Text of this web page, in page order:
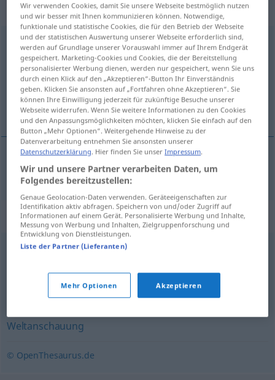
„Geisteshaltung“: Femininum
Geisteshaltungf
Übersicht aller Übersetzungen
(Für mehr Details die Übersetzung anklicken/antippen)
mentalidade
mentalidadef Geisteshaltung
Synonyme für "Geisteshaltung"
,Überzeugung,Mentalität
Weltanschauung
© OpenThesaurus.de
Wir verwenden Cookies, damit Sie unsere Webseite bestmöglich nutzen
und wir besser mit Ihnen kommunizieren können. Notwendige,
funktionale und statistische Cookies, die für den Betrieb der Webseite
und der statistischen Auswertung unserer Webseite erforderlich sind,
werden auf Grundlage unserer Vorauswahl immer auf Ihrem Endgerät
gespeichert. Marketing-Cookies und Cookies, die der Bereitstellung
personalisierter Werbung dienen, werden nur gespeichert, wenn Sie uns
durch einen Klick auf den „Akzeptieren“-Button Ihr Einverständnis
geben. Klicken Sie ansonsten auf „Fortfahren ohne Akzeptieren“. Sie
können Ihre Einwilligung jederzeit für zukünftige Besuche unserer
Webseite widerrufen. Wenn Sie weitere Informationen zu den Cookies
und den Anpassungsmöglichkeiten möchten, klicken Sie einfach auf den
Button „Mehr Optionen“. Weitergehende Hinweise zu der
Datenverarbeitung entnehmen Sie ansonsten unserer
Datenschutzerklärung. Hier finden Sie unserImpressum.
Wir und unsere Partner verarbeiten Daten, um
Folgendes bereitzustellen:
Genaue Geolocation-Daten verwenden. Geräteeigenschaften zur
Identifikation aktiv abfragen. Speichern von und/oder Zugriff auf
Informationen auf einem Gerät. Personalisierte Werbung und Inhalte,
Messung von Werbung und Inhalten, Zielgruppenforschung und
Entwicklung von Dienstleistungen.
Liste der Partner (Lieferanten)
Mehr Optionen Akzeptieren